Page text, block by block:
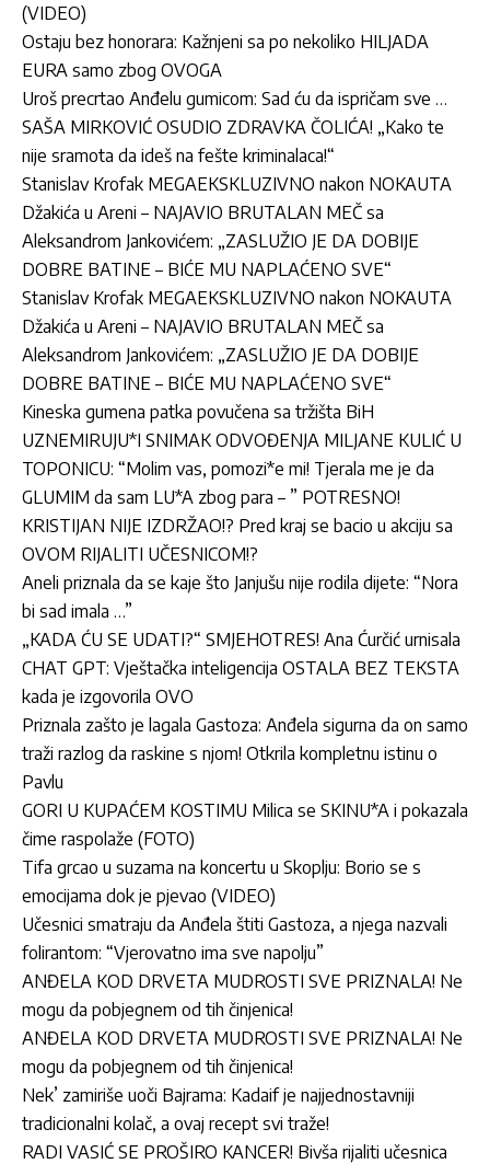
(VIDEO)
Ostaju bez honorara: Kažnjeni sa po nekoliko HILJADA
EURA samo zbog OVOGA
Uroš precrtao Anđelu gumicom: Sad ću da ispričam sve …
SAŠA MIRKOVIĆ OSUDIO ZDRAVKA ČOLIĆA! „Kako te
nije sramota da ideš na fešte kriminalaca!“
Stanislav Krofak MEGAEKSKLUZIVNO nakon NOKAUTA
Džakića u Areni – NAJAVIO BRUTALAN MEČ sa
Aleksandrom Jankovićem: „ZASLUŽIO JE DA DOBIJE
DOBRE BATINE – BIĆE MU NAPLAĆENO SVE“
Stanislav Krofak MEGAEKSKLUZIVNO nakon NOKAUTA
Džakića u Areni – NAJAVIO BRUTALAN MEČ sa
Aleksandrom Jankovićem: „ZASLUŽIO JE DA DOBIJE
DOBRE BATINE – BIĆE MU NAPLAĆENO SVE“
Kineska gumena patka povučena sa tržišta BiH
UZNEMIRUJU*I SNIMAK ODVOĐENJA MILJANE KULIĆ U
TOPONICU: “Molim vas, pomozi*e mi! Tjerala me je da
GLUMIM da sam LU*A zbog para – ” POTRESNO!
KRISTIJAN NIJE IZDRŽAO!? Pred kraj se bacio u akciju sa
OVOM RIJALITI UČESNICOM!?
Aneli priznala da se kaje što Janjušu nije rodila dijete: “Nora
bi sad imala …”
„KADA ĆU SE UDATI?“ SMJEHOTRES! Ana Ćurčić urnisala
CHAT GPT: Vještačka inteligencija OSTALA BEZ TEKSTA
kada je izgovorila OVO
Priznala zašto je lagala Gastoza: Anđela sigurna da on samo
traži razlog da raskine s njom! Otkrila kompletnu istinu o
Pavlu
GORI U KUPAĆEM KOSTIMU Milica se SKINU*A i pokazala
čime raspolaže (FOTO)
Tifa grcao u suzama na koncertu u Skoplju: Borio se s
emocijama dok je pjevao (VIDEO)
Učesnici smatraju da Anđela štiti Gastoza, a njega nazvali
folirantom: “Vjerovatno ima sve napolju”
ANĐELA KOD DRVETA MUDROSTI SVE PRIZNALA! Ne
mogu da pobjegnem od tih činjenica!
ANĐELA KOD DRVETA MUDROSTI SVE PRIZNALA! Ne
mogu da pobjegnem od tih činjenica!
Nek’ zamiriše uoči Bajrama: Kadaif je najjednostavniji
tradicionalni kolač, a ovaj recept svi traže!
RADI VASIĆ SE PROŠIRO KANCER! Bivša rijaliti učesnica